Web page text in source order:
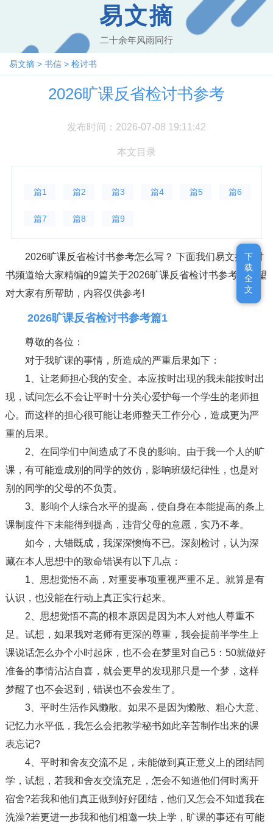
易文摘
二十余年风雨同行
易文摘 > 书信 > 检讨书
2026旷课反省检讨书参考
发布时间：2026-07-08 19:11:42
本文目录
篇1 篇2 篇3 篇4 篇5 篇6
篇7 篇8 篇9
2026旷课反省检讨书参考怎么写？ 下面我们易文摘检讨
书频道给大家精编的9篇关于2026旷课反省检讨书参考，希望
对大家有所帮助，内容仅供参考!
2026旷课反省检讨书参考篇1
尊敬的各位：
对于我旷课的事情，所造成的严重后果如下：
1、让老师担心我的安全。本应按时出现的我未能按时出
现，试问怎么不会让平时十分关心爱护每一个学生的老师担
心。而这样的担心很可能让老师整天工作分心，造成更为严
重的后果。
2、在同学们中间造成了不良的影响。由于我一个人的旷
课，有可能造成别的同学的效仿，影响班级纪律性，也是对
别的同学的父母的不负责。
3、影响个人综合水平的提高，使自身在本能提高的条上
课制度件下未能得到提高，违背父母的意愿，实乃不孝。
如今，大错既成，我深深懊悔不已。深刻检讨，认为深
藏在本人思想中的致命错误有以下几点：
1、思想觉悟不高，对重要事项重视严重不足。就算是有
认识，也没能在行动上真正实行起来。
2、思想觉悟不高的根本原因是因为本人对他人尊重不
足。试想，如果我对老师有更深的尊重，我会提前半学生上
课说话怎么办个小时起床，也不会在梦里对自己5：50就做好
准备的事情沾沾自喜，就会更早的发现那只是一个梦，这样
梦醒了也不会迟到，错误也不会发生了。
3、平时生活作风懒散。如果不是因为懒散、粗心大意、
记忆力水平低，我怎么会把教学秘书如此辛苦制作出来的课
表忘记?
4、平时和舍友交流不足，未能做到真正意义上的团结同
学，试想，若我和舍友交流充足，怎会不知道他们何时离开
宿舍?若我和他们真正做到好好团结，他们又怎会不知道我在
洗澡?若更进一步我和他们相邀一块上学，旷课的事还有可能
下
载
全
文
下
载
全
文